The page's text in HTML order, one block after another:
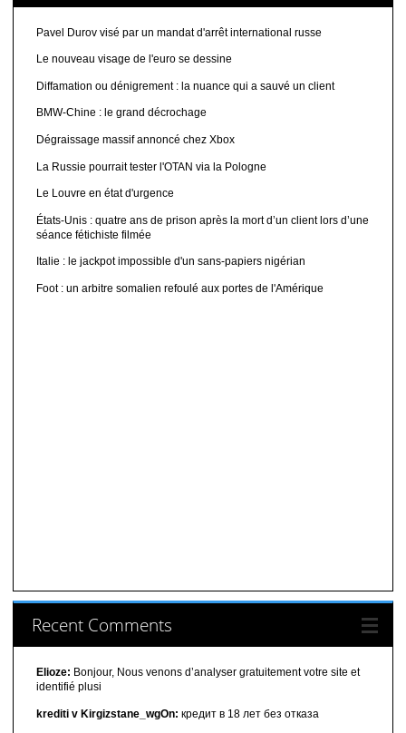
Pavel Durov visé par un mandat d'arrêt international russe
Le nouveau visage de l'euro se dessine
Diffamation ou dénigrement : la nuance qui a sauvé un client
BMW-Chine : le grand décrochage
Dégraissage massif annoncé chez Xbox
La Russie pourrait tester l'OTAN via la Pologne
Le Louvre en état d'urgence
États-Unis : quatre ans de prison après la mort d’un client lors d’une
séance fétichiste filmée
Italie : le jackpot impossible d'un sans-papiers nigérian
Foot : un arbitre somalien refoulé aux portes de l'Amérique
Recent Comments
Elioze: Bonjour, Nous venons d’analyser gratuitement votre site et
identifié plusi
krediti v Kirgizstane_wgOn: кредит в 18 лет без отказа